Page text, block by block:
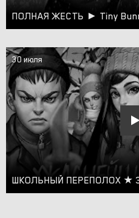
ПОЛНАЯ ЖЕСТЬ ► Tiny
30 июля